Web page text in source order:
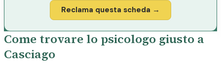
Reclama questa scheda →
Come trovare lo psicologo giusto a
Casciago